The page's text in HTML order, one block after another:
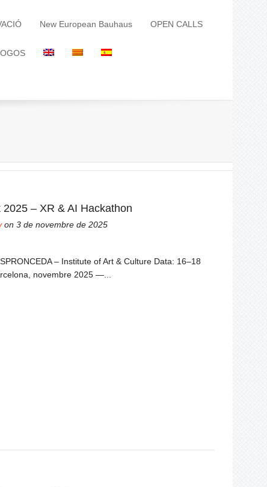
New European Bauhaus OPEN CALLS
2025 – XR & AI Hackathon
on 3 de novembre de 2025
– Institute of Art & Culture Data: 16–18
novembre 2025 —...